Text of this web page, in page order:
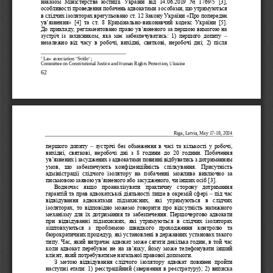
62
особливості проведення побачень адвокатами з особами, що утримуються
в слідчих ізоляторах врегульовано ст. 12 Закону України «Про попереднє
ув’язнення» [4]  та ст.  8 Кримінально
-виконавчий кодекс  України [5].
До  пр икладу, регламентовано право    у в’язненого  за  першою вимогою на
зустр  іч  із   захисником, яка  має  забезпечуватись: 1)  першого допиту
незалежно від  часу в робочі, вихідні, святкові, неробочі дні;   2)  після
1 Law association "Svitlo";
Committee on Constitutional Justice and Human Rights Protection, Ukraine
Riga, Latvia, May 17-18, 2024
першого допиту
зустрічі без обмеження в часі та кількості у робочі,
вихідні,  святкові,  неробочі  дні  з  8  години  до  20  години.  Побачення
ув’язнених і засуджених з адвокатами повинні відбуватись з дотриманням
умов,  що  забезпечують  конфіденційність  спілкування.  Присутність
адміністрації  слідчого  ізолятору  на  побаченні  можлива  виключно  за
письмовою заявою ув’язненого або засудженого, чи інших осіб [3].
Водночас  якщо  проаналізувати  практичну  сторону  дотримання
гарантій та прав адвокатської діяльності лише в окремій сфері – під час
відвідування  адвокатами  підзахисних,  які  утримуються  в  слідчих
ізоляторах, то відповідно можемо говорити про відсутність належного
механізму для їх дотримання та забезпечення. Першочергово адвокати
при  відвідуванні  підзахисних,  які  утримуються  в  слідчих  ізоляторах
зіштовхуються  з  проблемою  швидкого  проходження  контролю  та
бюрократичних процедур, які установлені в державних установах такого
типу. Час, який витрачає адвокат може сягати декілька годин, в той час
коли адвокат перебуває не на зв’язку, йому може телефонувати інший
клієнт, який потребуватиме нагальної правової допомоги.
З  метою  відвідування  слідчого  ізолятору  адвокат  повинен  пройти
наступні етапи: 1) реєстраційний (звернення в реєстратуру); 2) виписка